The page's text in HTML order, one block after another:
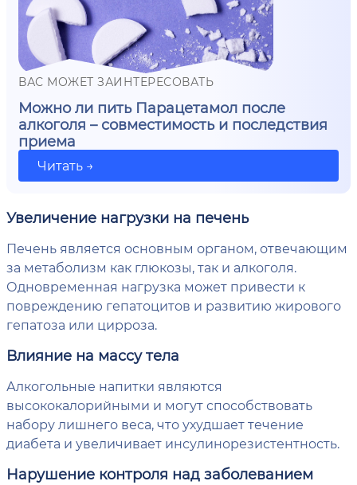
ВАС МОЖЕТ ЗАИНТЕРЕСОВАТЬ
Можно ли пить Парацетамол после
алкоголя – совместимость и последствия
приема
Читать →
Увеличение нагрузки на печень
Печень является основным органом, отвечающим
за метаболизм как глюкозы, так и алкоголя.
Одновременная нагрузка может привести к
повреждению гепатоцитов и развитию жирового
гепатоза или цирроза.
Влияние на массу тела
Алкогольные напитки являются
высококалорийными и могут способствовать
набору лишнего веса, что ухудшает течение
диабета и увеличивает инсулинорезистентность.
Нарушение контроля над заболеванием